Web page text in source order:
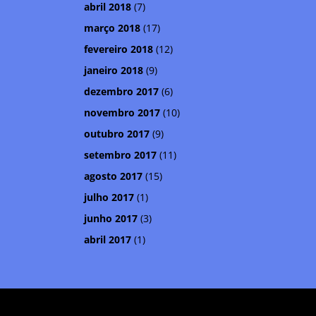
abril 2018 (7)
março 2018 (17)
fevereiro 2018 (12)
janeiro 2018 (9)
dezembro 2017 (6)
novembro 2017 (10)
outubro 2017 (9)
setembro 2017 (11)
agosto 2017 (15)
julho 2017 (1)
junho 2017 (3)
abril 2017 (1)